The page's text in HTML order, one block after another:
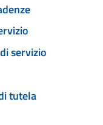
servizio
tutela